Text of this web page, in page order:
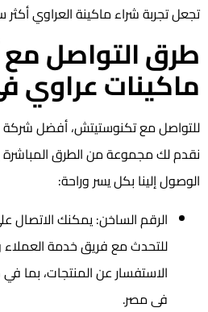
تجعل تجربة شراء ماكينة العراوي أكثر
طرق التواصل
ماكينات عراوي
للتواصل مع تكنوستيتش، أفضل شركة
نقدم لك مجموعة من الطرق المباشرة
الوصول إلينا بكل يسر وراحة:
للتحدث مع فريق خدمة
الاستفسار عن المنتجات، بما
فى مصر.